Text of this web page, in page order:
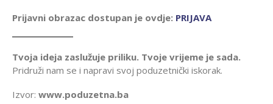
Prijavni obrazac dostupan je ovdje: PRIJAVA
Tvoja ideja zaslužuje priliku. Tvoje vrijeme je sada.
Pridruži nam se i napravi svoj poduzetnički iskorak.
Izvor: www.poduzetna.ba